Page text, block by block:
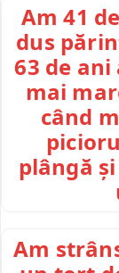
Am 41
dus
63 de
mai
când
plângă
Am